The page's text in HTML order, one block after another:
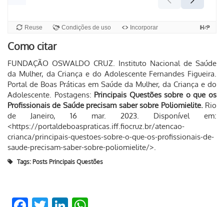
Como citar
FUNDAÇÃO OSWALDO CRUZ. Instituto Nacional de Saúde
da Mulher, da Criança e do Adolescente Fernandes Figueira.
Portal de Boas Práticas em Saúde da Mulher, da Criança e do
Adolescente. Postagens: Principais Questões sobre o que os
Profissionais de Saúde precisam saber sobre Poliomielite.Rio
de Janeiro, 16 mar. 2023. Disponível em:
<https://portaldeboaspraticas.iff.fiocruz.br/atencao-
crianca/principais-questoes-sobre-o-que-os-profissionais-de-
saude-precisam-saber-sobre-poliomielite/>.
Tags: Posts Principais Questões